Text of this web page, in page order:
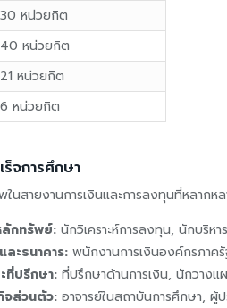
30 หน่วยกิต
40 หน่วยกิต
21 หน่วยกิต
6 หน่วยกิต
ร็จการศึกษา
นสายงานการเงินและการลงทุนที่หลากห
ลักทรัพย์: นักวิเคราะห์การลงทุน, นักบริ
ละธนาคาร: พนักงานการเงินองค์กรภาครั
ที่ปรึกษา: ที่ปรึกษาด้านการเงิน, นักวางแ
จส่วนตัว: อาจารย์ในสถาบันการศึกษา, ผู้